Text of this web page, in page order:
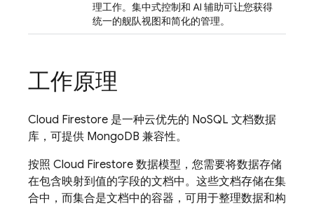
理工作。集中式控制和 AI 辅助可让您获得
统一的舰队视图和简化的管理。
工作原理
Cloud Firestore 是一种云优先的 NoSQL 文档数据
库，可提供 MongoDB 兼容性。
按照 Cloud Firestore 数据模型，您需要将数据存储
在包含映射到值的字段的文档中。这些文档存储在集
合中，而集合是文档中的容器，可用于整理数据和构